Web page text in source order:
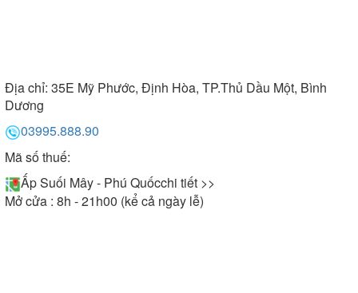
Địa chỉ: 35E Mỹ Phước, Định Hòa, TP.Thủ Dầu Một, Bình
Dương
03995.888.90
Mã số thuế:
Ấp Suối Mây - Phú Quốcchi tiết >>
Mở cửa : 8h - 21h00 (kể cả ngày lễ)